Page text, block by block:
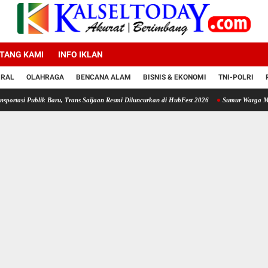
KAMI INFO IKLAN
OLAHRAGA BENCANA ALAM BISNIS & EKONOMI TNI-POLRI
Baru, Trans Saijaan Resmi Diluncurkan di HubFest 2026 Sumur Warga Mengering,